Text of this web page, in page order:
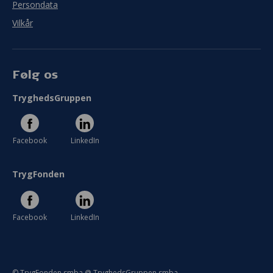
Persondata
Vilkår
Følg os
TryghedsGruppen
Facebook LinkedIn
TrygFonden
Facebook LinkedIn